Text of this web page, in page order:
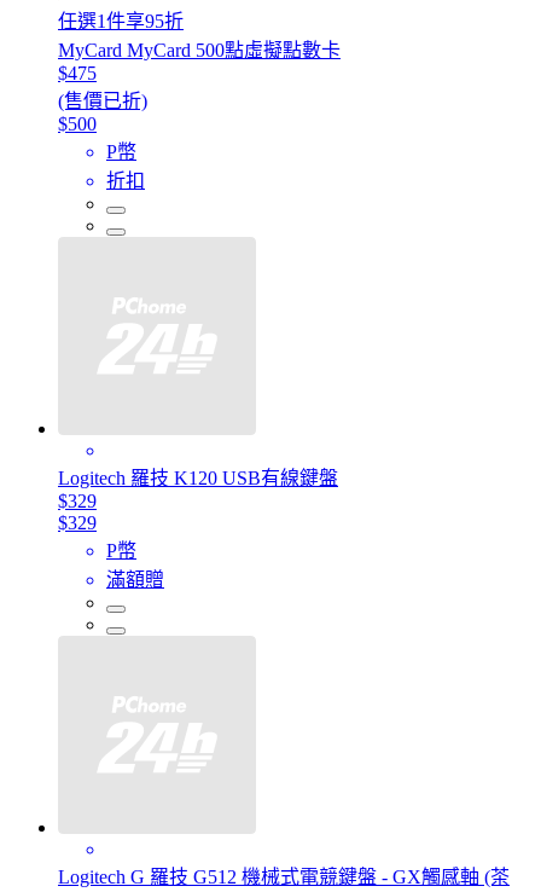
任選1件享95折
MyCard MyCard 500點虛擬點數卡
$475
(售價已折)
$500
P幣
折扣
Logitech 羅技 K120 USB有線鍵盤
$329
$329
P幣
滿額贈
Logitech G 羅技 G512 機械式電競鍵盤 - GX觸感軸 (茶